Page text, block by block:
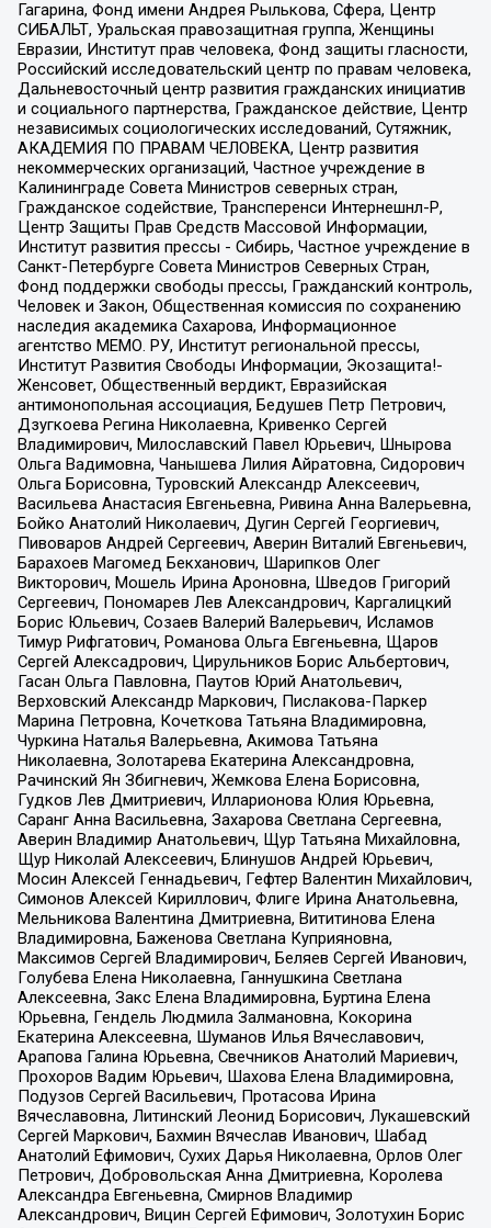
Гагарина, Фонд имени Андрея Рылькова, Сфера, Центр
СИБАЛЬТ, Уральская правозащитная группа, Женщины
Евразии, Институт прав человека, Фонд защиты гласности,
Российский исследовательский центр по правам человека,
Дальневосточный центр развития гражданских инициатив
и социального партнерства, Гражданское действие, Центр
независимых социологических исследований, Сутяжник,
АКАДЕМИЯ ПО ПРАВАМ ЧЕЛОВЕКА, Центр развития
некоммерческих организаций, Частное учреждение в
Калининграде Совета Министров северных стран,
Гражданское содействие, Трансперенси Интернешнл-Р,
Центр Защиты Прав Средств Массовой Информации,
Институт развития прессы - Сибирь, Частное учреждение в
Санкт-Петербурге Совета Министров Северных Стран,
Фонд поддержки свободы прессы, Гражданский контроль,
Человек и Закон, Общественная комиссия по сохранению
наследия академика Сахарова, Информационное
агентство МЕМО. РУ, Институт региональной прессы,
Институт Развития Свободы Информации, Экозащита!-
Женсовет, Общественный вердикт, Евразийская
антимонопольная ассоциация, Бедушев Петр Петрович,
Дзугкоева Регина Николаевна, Кривенко Сергей
Владимирович, Милославский Павел Юрьевич, Шнырова
Ольга Вадимовна, Чанышева Лилия Айратовна, Сидорович
Ольга Борисовна, Туровский Александр Алексеевич,
Васильева Анастасия Евгеньевна, Ривина Анна Валерьевна,
Бойко Анатолий Николаевич, Дугин Сергей Георгиевич,
Пивоваров Андрей Сергеевич, Аверин Виталий Евгеньевич,
Барахоев Магомед Бекханович, Шарипков Олег
Викторович, Мошель Ирина Ароновна, Шведов Григорий
Сергеевич, Пономарев Лев Александрович, Каргалицкий
Борис Юльевич, Созаев Валерий Валерьевич, Исламов
Тимур Рифгатович, Романова Ольга Евгеньевна, Щаров
Сергей Алексадрович, Цирульников Борис Альбертович,
Гасан Ольга Павловна, Паутов Юрий Анатольевич,
Верховский Александр Маркович, Пислакова-Паркер
Марина Петровна, Кочеткова Татьяна Владимировна,
Чуркина Наталья Валерьевна, Акимова Татьяна
Николаевна, Золотарева Екатерина Александровна,
Рачинский Ян Збигневич, Жемкова Елена Борисовна,
Гудков Лев Дмитриевич, Илларионова Юлия Юрьевна,
Саранг Анна Васильевна, Захарова Светлана Сергеевна,
Аверин Владимир Анатольевич, Щур Татьяна Михайловна,
Щур Николай Алексеевич, Блинушов Андрей Юрьевич,
Мосин Алексей Геннадьевич, Гефтер Валентин Михайлович,
Симонов Алексей Кириллович, Флиге Ирина Анатольевна,
Мельникова Валентина Дмитриевна, Вититинова Елена
Владимировна, Баженова Светлана Куприяновна,
Максимов Сергей Владимирович, Беляев Сергей Иванович,
Голубева Елена Николаевна, Ганнушкина Светлана
Алексеевна, Закс Елена Владимировна, Буртина Елена
Юрьевна, Гендель Людмила Залмановна, Кокорина
Екатерина Алексеевна, Шуманов Илья Вячеславович,
Арапова Галина Юрьевна, Свечников Анатолий Мариевич,
Прохоров Вадим Юрьевич, Шахова Елена Владимировна,
Подузов Сергей Васильевич, Протасова Ирина
Вячеславовна, Литинский Леонид Борисович, Лукашевский
Сергей Маркович, Бахмин Вячеслав Иванович, Шабад
Анатолий Ефимович, Сухих Дарья Николаевна, Орлов Олег
Петрович, Добровольская Анна Дмитриевна, Королева
Александра Евгеньевна, Смирнов Владимир
Александрович, Вицин Сергей Ефимович, Золотухин Борис